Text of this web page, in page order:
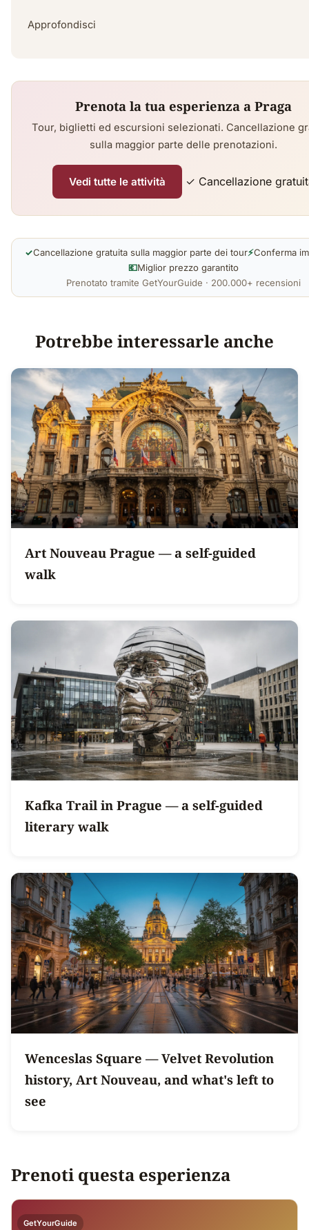
Approfondisci
Prenota la tua esperienza a Praga
Tour, biglietti ed escursioni selezionati. Cancellazione
sulla maggior parte delle prenotazioni.
Vedi tutte le attività ✓ Cancellazione
✓Cancellazione gratuita sulla maggior parte dei tour⚡Conferma
💶Miglior prezzo garantito
Prenotato tramite GetYourGuide · 200.000+ recensioni
Potrebbe interessarle anche
Art Nouveau Prague — a self-guided
walk
Kafka Trail in Prague — a self-guided
literary walk
Wenceslas Square — Velvet Revolution
history, Art Nouveau, and what's left to
see
Prenoti questa esperienza
GetYourGuide